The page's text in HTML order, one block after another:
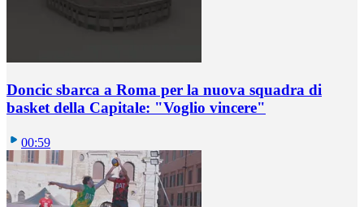
Doncic sbarca a Roma per la nuova squadra di
basket della Capitale: "Voglio vincere"
00:59